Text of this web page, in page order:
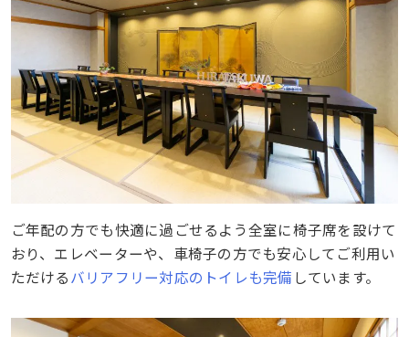
ご年配の方でも快適に過ごせるよう全室に椅子席を設けて
おり、エレベーターや、車椅子の方でも安心してご利用い
ただけるバリアフリー対応のトイレも完備 しています。